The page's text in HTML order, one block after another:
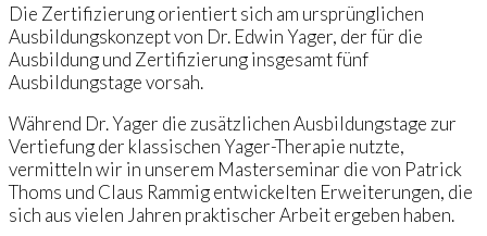
Die Zertifizierung orientiert sich am ursprünglichen
Ausbildungskonzept von Dr. Edwin Yager, der für die
Ausbildung und Zertifizierung insgesamt fünf
Ausbildungstage vorsah.
Während Dr. Yager die zusätzlichen Ausbildungstage zur
Vertiefung der klassischen Yager-Therapie nutzte,
vermitteln wir in unserem Masterseminar die von Patrick
Thoms und Claus Rammig entwickelten Erweiterungen, die
sich aus vielen Jahren praktischer Arbeit ergeben haben.